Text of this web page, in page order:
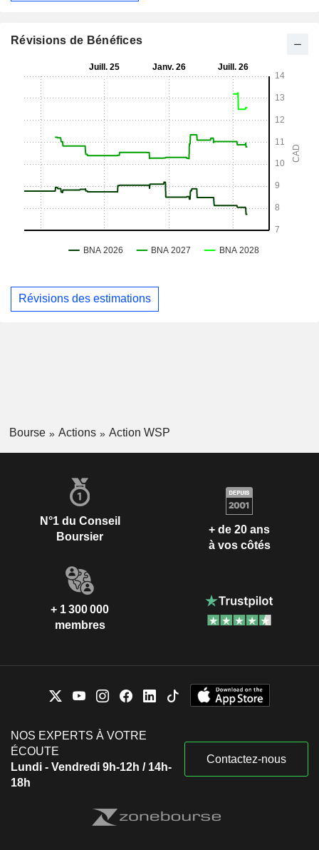
Révisions de Bénéfices
Révisions des estimations
Bourse Actions Action WSP
N°1 du Conseil
Boursier
+ de 20 ans
à vos côtés
+ 1 300 000
membres
NOS EXPERTS À VOTRE
ÉCOUTE
Lundi - Vendredi 9h-12h / 14h-
18h
Contactez-nous